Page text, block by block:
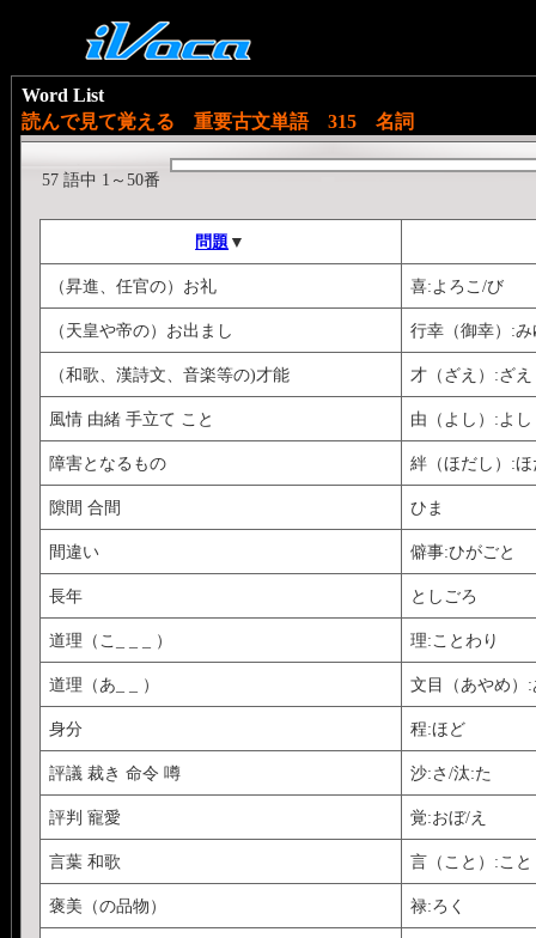
Word List
読んで見て覚える 重要古文単語 315 名詞
57 語中 1～50番
問題 ▼
（昇進、任官の）お礼 喜:よろこ/び
（天皇や帝の）お出まし 行幸（御幸）:み
（和歌、漢詩文、音楽等の)才能 才（ざえ）:ざえ
風情 由緒 手立て こと 由（よし）:よし
障害となるもの 絆（ほだし）:ほ
隙間 合間 ひま
間違い 僻事:ひがごと
長年 としごろ
道理（こ_ _ _ ） 理:ことわり
道理（あ_ _ ） 文目（あやめ）
身分 程:ほど
評議 裁き 命令 噂 沙:さ/汰:た
評判 寵愛 覚:おぼ/え
言葉 和歌 言（こと）:こと
褒美（の品物） 禄:ろく